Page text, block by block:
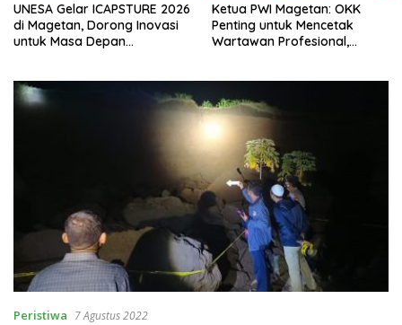
UNESA Gelar ICAPSTURE 2026
di Magetan, Dorong Inovasi
untuk Masa Depan
Ketua PWI Magetan: OKK
Penting untuk Mencetak
Wartawan Profesional,
Peristiwa 7 Agustus 2022